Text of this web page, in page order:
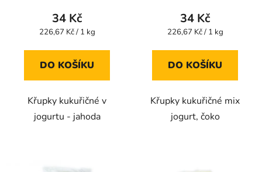
produktu
je
z
34 Kč
Měrná
226,67 Kč / 1 kg
DO KOŠÍKU
Křupky kukuřičné v
jogurtu - jahoda
produktu
je
z
34 Kč
Měrná
226,67 Kč / 1 kg
DO KOŠÍKU
Křupky kukuřičné mix
jogurt, čoko